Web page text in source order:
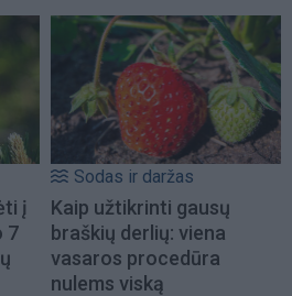
į
7
Sodas ir daržas
Kaip užtikrinti gausų
braškių derlių: viena
vasaros procedūra
nulems viską